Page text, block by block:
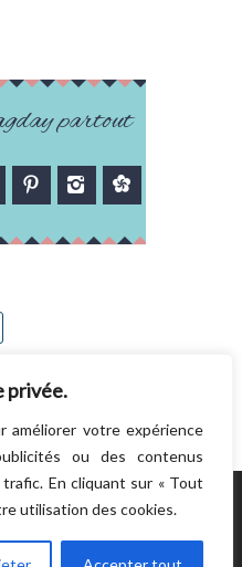
privée.
améliorer votre expérience
ou des contenus
En cliquant sur « Tout
utilisation des cookies.
partout
CREATED BY